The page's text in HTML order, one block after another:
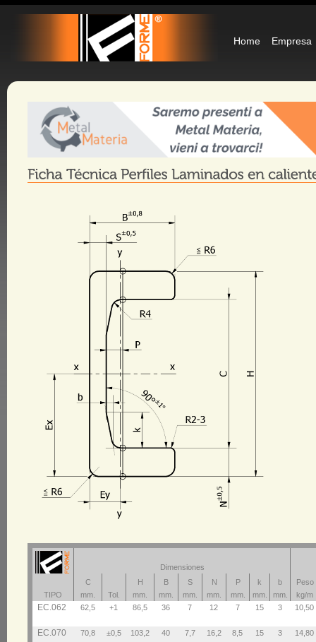
Home Empresa
Dimensiones
Peso
kg/m
TIPO
C
mm.
Tol.
H
mm.
B
mm.
S
mm.
N
mm.
P
mm.
k
mm.
b
mm.
EC.062 62,5 +1 86,5 36 7 12 7 15 3 10,50
EC.070 70,8 ±0,5 103,2 40 7,7 16,2 8,5 15 3 14,80